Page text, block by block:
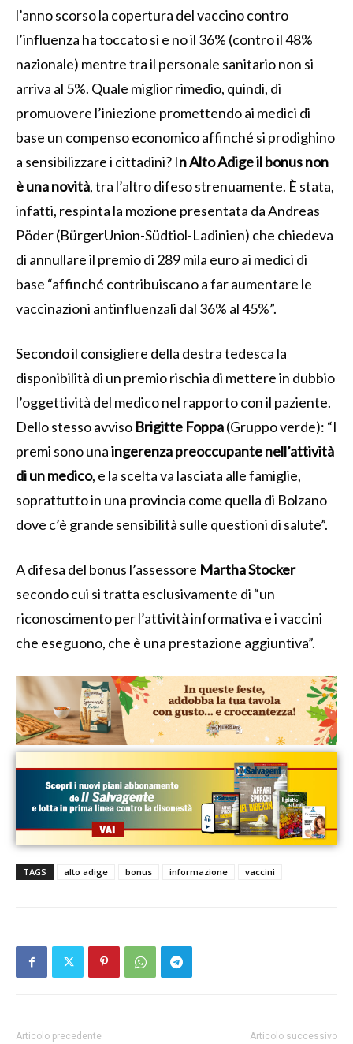
l’anno scorso la copertura del vaccino contro
l’influenza ha toccato sì e no il 36% (contro il 48%
nazionale) mentre tra il personale sanitario non si
arriva al 5%. Quale miglior rimedio, quindi, di
promuovere l’iniezione promettendo ai medici di
base un compenso economico affinché si prodighino
a sensibilizzare i cittadini? In Alto Adige il bonus non
è una novità, tra l’altro difeso strenuamente. È stata,
infatti, respinta la mozione presentata da Andreas
Pöder (BürgerUnion-Südtiol-Ladinien) che chiedeva
di annullare il premio di 289 mila euro ai medici di
base “affinché contribuiscano a far aumentare le
vaccinazioni antinfluenzali dal 36% al 45%”.
Secondo il consigliere della destra tedesca la
disponibilità di un premio rischia di mettere in dubbio
l’oggettività del medico nel rapporto con il paziente.
Dello stesso avviso Brigitte Foppa(Gruppo verde): “I
premi sono unaingerenza preoccupante nell’attività
di un medico, e la scelta va lasciata alle famiglie,
soprattutto in una provincia come quella di Bolzano
dove c’è grande sensibilità sulle questioni di salute”.
A difesa del bonus l’assessore Martha Stocker
secondo cui si tratta esclusivamente di “un
riconoscimento per l’attività informativa e i vaccini
che eseguono, che è una prestazione aggiuntiva”.
TAGS alto adige bonus informazione vaccini
Articolo precedente Articolo successivo